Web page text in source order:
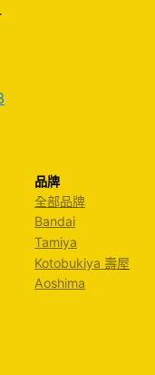
品牌
全部品牌
Bandai
Tamiya
Kotobukiya 壽屋
Aoshima